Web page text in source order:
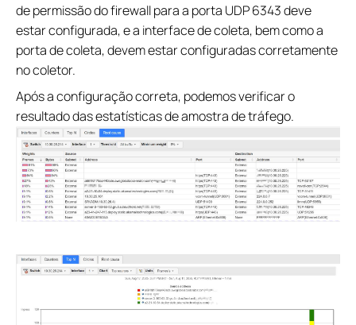
de permissão do firewall para a porta UDP 6343 deve
estar configurada, e a interface de coleta, bem como a
porta de coleta, devem estar configuradas corretamente
no coletor.
Após a configuração correta, podemos verificar o
resultado das estatísticas de amostra de tráfego.